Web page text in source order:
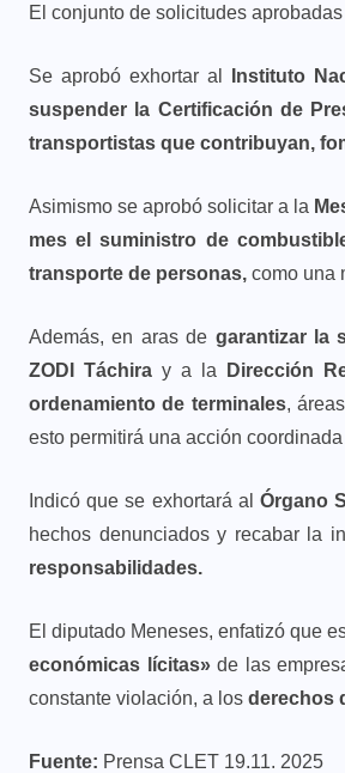
El conjunto de solicitudes
Se aprobó exhortar al Instituto
suspender la Certificación de
transportistas que contribuyan,
Asimismo se aprobó solicitar a la
mes el suministro de
transporte de personas, como una
Además, en aras de garantizar la
ZODI Táchiray a la Dirección
ordenamiento de terminales,
esto permitirá una acción
Indicó que se exhortará al Órgano
hechos denunciados y recabar la
responsabilidades.
El diputado Meneses, enfatizó que
económicas lícitas»de las
constante violación, a los derechos
Fuente: Prensa CLET 19.11. 2025